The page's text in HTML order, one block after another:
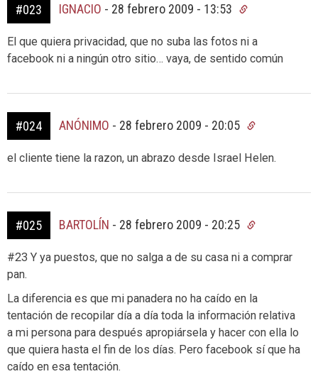
#023 IGNACIO - 28 febrero 2009 - 13:53
El que quiera privacidad, que no suba las fotos ni a
facebook ni a ningún otro sitio… vaya, de sentido común
#024 ANÓNIMO - 28 febrero 2009 - 20:05
el cliente tiene la razon, un abrazo desde Israel Helen.
#025 BARTOLÍN - 28 febrero 2009 - 20:25
#23 Y ya puestos, que no salga a de su casa ni a comprar
pan.
La diferencia es que mi panadera no ha caído en la
tentación de recopilar día a día toda la información relativa
a mi persona para después apropiársela y hacer con ella lo
que quiera hasta el fin de los días. Pero facebook sí que ha
caído en esa tentación.